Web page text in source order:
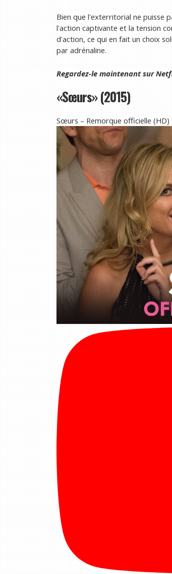
Bien que l'exterritorial ne puisse
l'action captivante et la tension
d'action, ce qui en fait un choix
par adrénaline.
Regardez-le maintenant sur
«Sœurs» (2015)
Sœurs – Remorque officielle (HD)